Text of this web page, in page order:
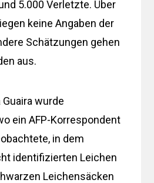
5.000 Verletzte. Über
keine Angaben der
Schätzungen gehen
aus.
wurde
ein AFP-Korrespondent
in dem
identifizierten Leichen
Leichensäcken